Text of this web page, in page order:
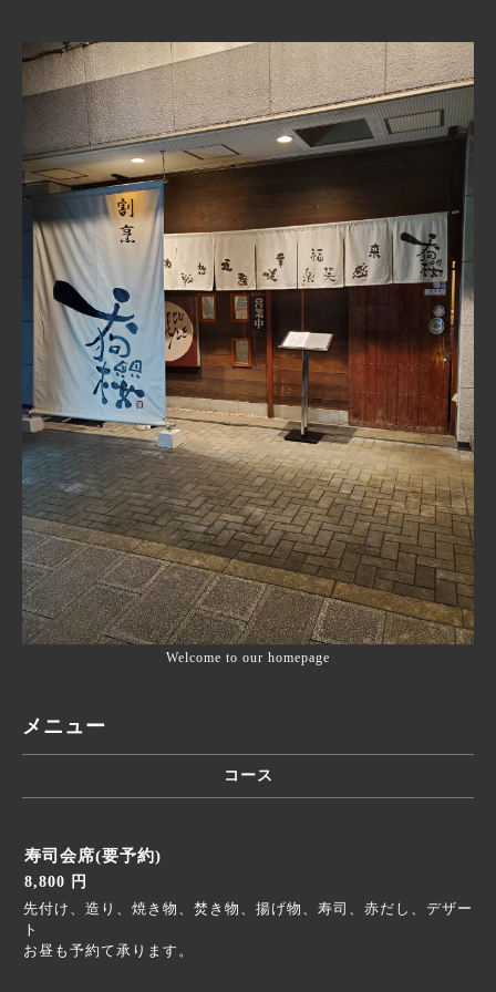
Welcome to our homepage
メニュー
コース
寿司会席(要予約)
8,800 円
先付け、造り、焼き物、焚き物、揚げ物、寿司、赤だし、デザー
ト
お昼も予約て承ります。